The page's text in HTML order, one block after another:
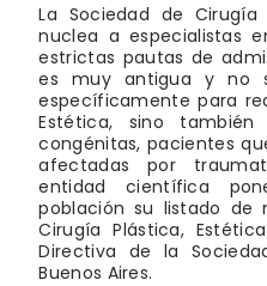
La Sociedad de Cirugía
nuclea a especialistas
estrictas pautas de
es muy antigua y no
específicamente para
Estética, sino
congénitas, pacientes
afectadas por
entidad científica
población su listado de
Cirugía Plástica,
Directiva de la
Buenos Aires.